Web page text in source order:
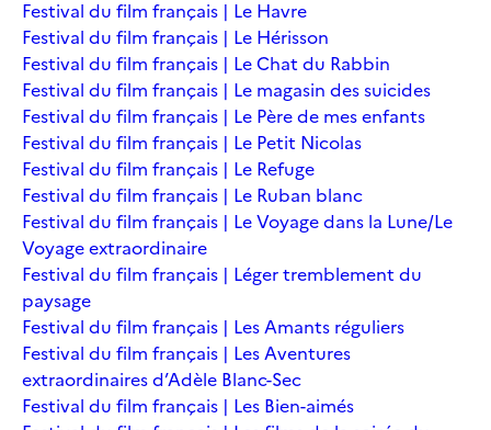
Festival du film français | Le Havre
Festival du film français | Le Hérisson
Festival du film français | Le Chat du Rabbin
Festival du film français | Le magasin des suicides
Festival du film français | Le Père de mes enfants
Festival du film français | Le Petit Nicolas
Festival du film français | Le Refuge
Festival du film français | Le Ruban blanc
Festival du film français | Le Voyage dans la Lune/Le
Voyage extraordinaire
Festival du film français | Léger tremblement du
paysage
Festival du film français | Les Amants réguliers
Festival du film français | Les Aventures
extraordinaires d’Adèle Blanc-Sec
Festival du film français | Les Bien-aimés